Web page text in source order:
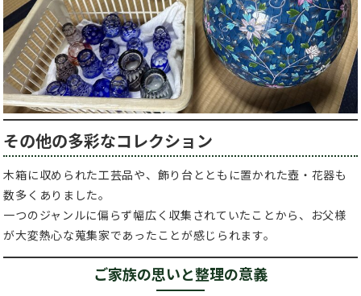
その他の多彩なコレクション
木箱に収められた工芸品や、飾り台とともに置かれた壺・花器も
数多くありました。
一つのジャンルに偏らず幅広く収集されていたことから、お父様
が大変熱心な蒐集家であったことが感じられます。
ご家族の思いと整理の意義